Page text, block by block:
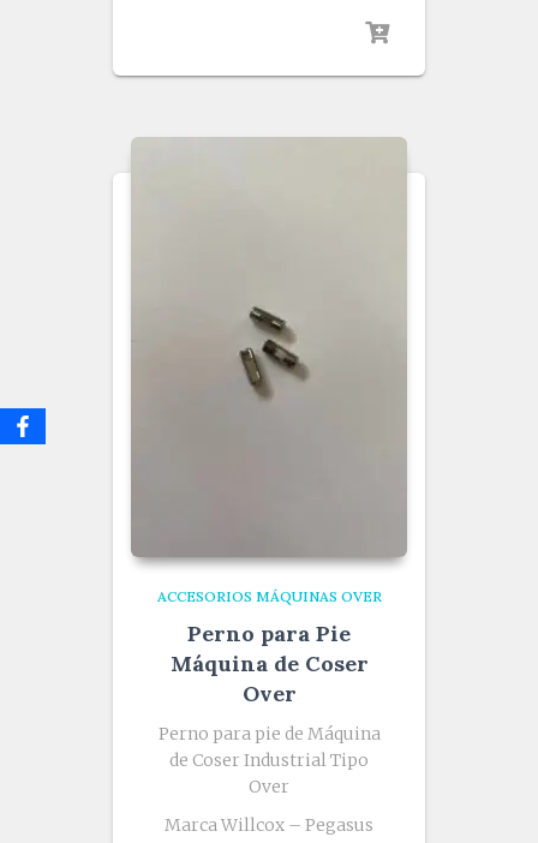
ACCESORIOS MÁQUINAS OVER
Perno para Pie
Máquina de Coser
Over
Perno para pie de Máquina
de Coser Industrial Tipo
Over
Marca Willcox – Pegasus